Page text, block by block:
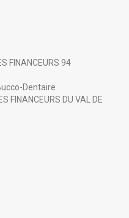
FINANCEURS 94
Dentaire
FINANCEURS DU VAL DE